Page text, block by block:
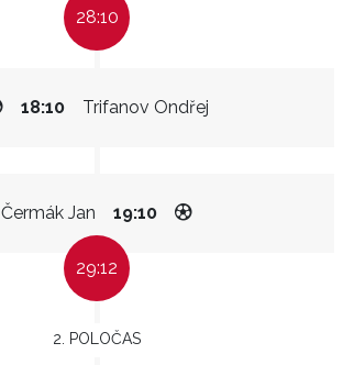
28:10
Trifanov Ondřej
18:10
Čermák Jan 19:10
29:12
2. POLOČAS